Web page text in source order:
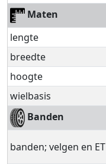
Maten
lengte
breedte
hoogte
wielbasis
Banden
banden; velgen en ET